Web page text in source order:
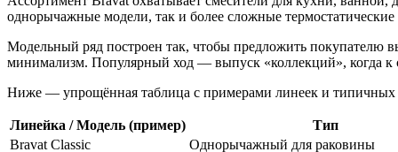
однорычажные модели, так и более сложные
Модельный ряд построен так, чтобы предложить покупателю
минимализм. Популярный ход — выпуск «коллекций», когда к
Ниже — упрощённая таблица с примерами линеек и типичных
Линейка / Модель (пример)
Тип
Bravat Classic
Однорычажный для раковины